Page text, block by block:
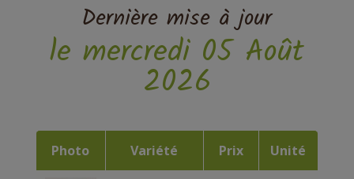
Dernière mise à jour
le mercredi 05 Août
2026
Photo Variété Prix Unité